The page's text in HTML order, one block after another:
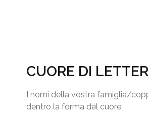
CUORE DI
I nomi della vostra famiglia/
dentro la forma del cuore